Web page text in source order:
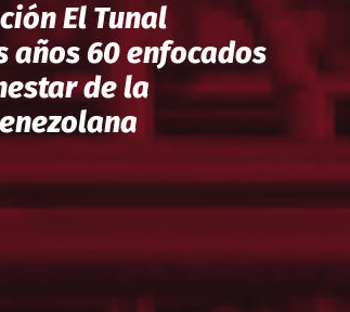
El Tunal
años 60 enfocados
de la